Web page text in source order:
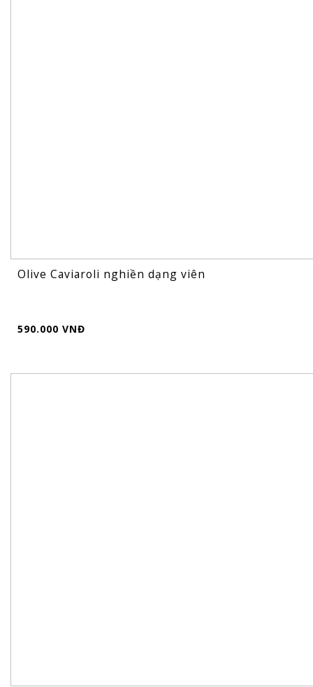
Olive Caviaroli nghiền dạng viên
590.000 VNĐ